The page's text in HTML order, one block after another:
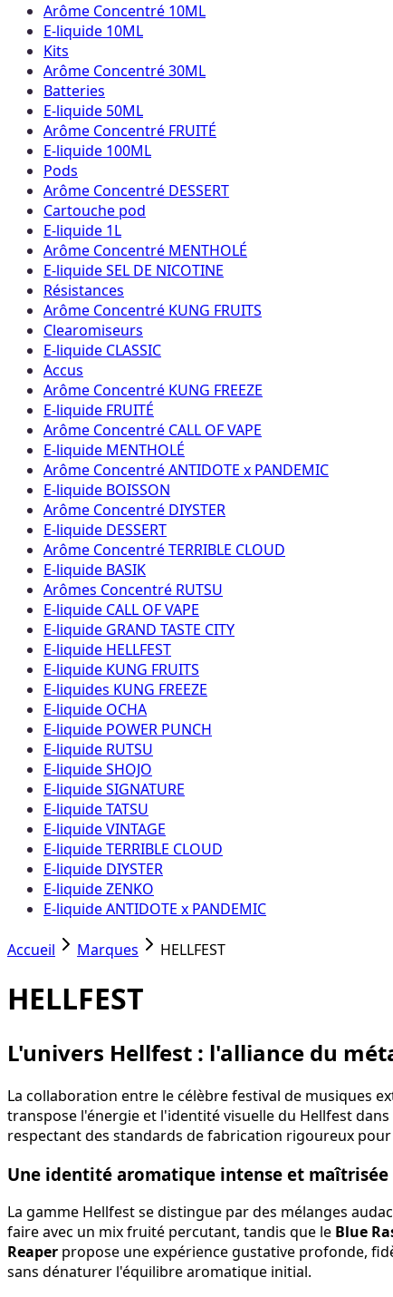
Arôme Concentré 10ML
E-liquide 10ML
Kits
Arôme Concentré 30ML
Batteries
E-liquide 50ML
Arôme Concentré FRUITÉ
E-liquide 100ML
Pods
Arôme Concentré DESSERT
Cartouche pod
E-liquide 1L
Arôme Concentré MENTHOLÉ
E-liquide SEL DE NICOTINE
Résistances
Arôme Concentré KUNG FRUITS
Clearomiseurs
E-liquide CLASSIC
Accus
Arôme Concentré KUNG FREEZE
E-liquide FRUITÉ
Arôme Concentré CALL OF VAPE
E-liquide MENTHOLÉ
Arôme Concentré ANTIDOTE x PANDEMIC
E-liquide BOISSON
Arôme Concentré DIYSTER
E-liquide DESSERT
Arôme Concentré TERRIBLE CLOUD
E-liquide BASIK
Arômes Concentré RUTSU
E-liquide CALL OF VAPE
E-liquide GRAND TASTE CITY
E-liquide HELLFEST
E-liquide KUNG FRUITS
E-liquides KUNG FREEZE
E-liquide OCHA
E-liquide POWER PUNCH
E-liquide RUTSU
E-liquide SHOJO
E-liquide SIGNATURE
E-liquide TATSU
E-liquide VINTAGE
E-liquide TERRIBLE CLOUD
E-liquide DIYSTER
E-liquide ZENKO
E-liquide ANTIDOTE x PANDEMIC
Accueil Marques HELLFEST
HELLFEST
L'univers Hellfest : l'alliance du
La collaboration entre le célèbre festival de musiques
transpose l'énergie et l'identité visuelle du Hellfest
respectant des standards de fabrication rigoureux
Une identité aromatique intense et maîtrisée
La gamme Hellfest se distingue par des mélanges
faire avec un mix fruité percutant, tandis que le Blue
Reaper propose une expérience gustative profonde,
sans dénaturer l'équilibre aromatique initial.